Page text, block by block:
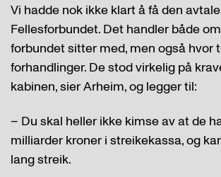
Vi hadde nok ikke klart å få den
Fellesforbundet. Det handler både
forbundet sitter med, men også hvor
forhandlinger. De stod virkelig på
kabinen, sier Arheim, og legger til:
– Du skal heller ikke kimse av at de
milliarder kroner i streikekassa, og
lang streik.